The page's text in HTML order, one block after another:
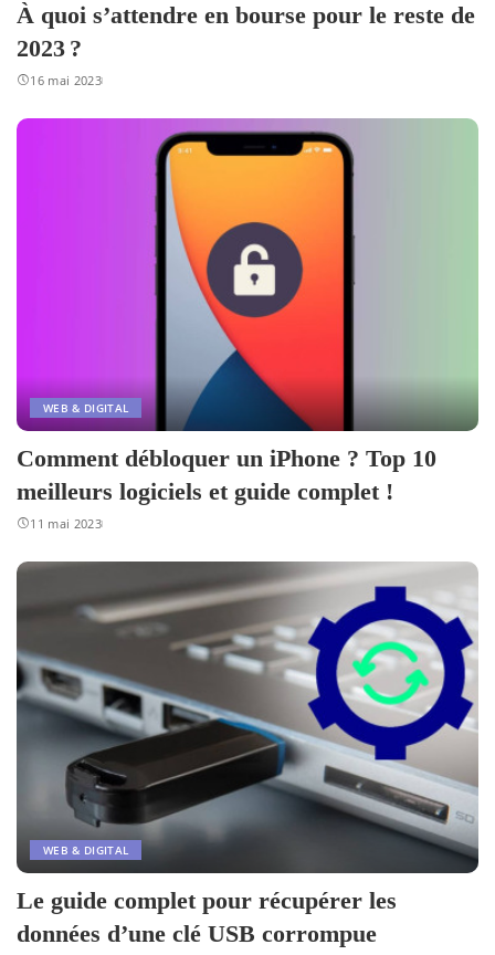
À quoi s’attendre en bourse pour le reste de
2023 ?
16 mai 2023
WEB & DIGITAL
Comment débloquer un iPhone ? Top 10
meilleurs logiciels et guide complet !
11 mai 2023
WEB & DIGITAL
Le guide complet pour récupérer les
données d’une clé USB corrompue